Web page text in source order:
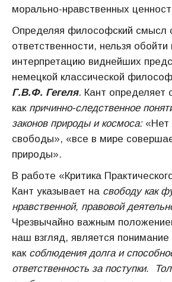
морально-нравственных
Определяя философский смысл
ответственности, нельзя
интерпретацию виднейших
немецкой классической
Г.В.Ф. Гегеля. Кант определяет
какпричинно-следственное
законов природы и космоса: «Нет
свободы», «все в мире
природы».
В работе «Критика
Кант указывает на свободу как
нравственной, правовой
Чрезвычайно важным
наш взгляд, является
как соблюдения долга и
ответственность за поступки.